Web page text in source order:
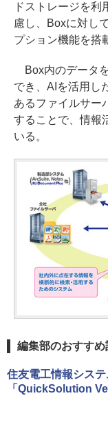
ドストレージを利
慮し、Boxに対し
プション機能を搭
Box内のデータ
でき、AIを活用し
あるファイルサー
することで、情報
いる。
編集部のおすすめ
住友電工情報シス
「QuickSolution